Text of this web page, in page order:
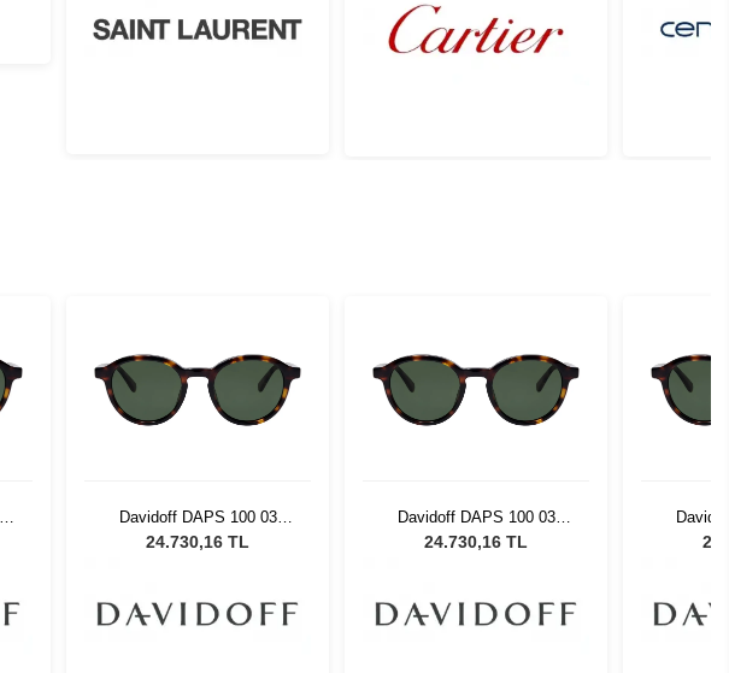
Davidoff DAPS 100 03
Unisex Güneş Gözlüğü
24.730,16 TL
Davidoff DAPS 100 03
Unisex Güneş Gözlüğü
24.730,16 TL